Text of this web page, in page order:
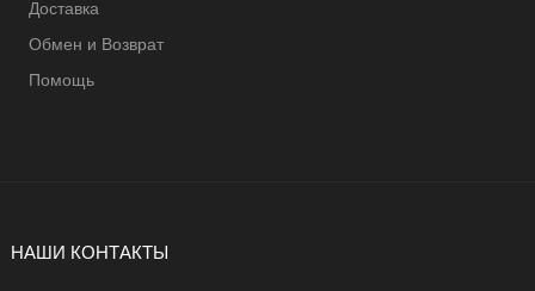
Доставка
Обмен и Возврат
Помощь
НАШИ КОНТАКТЫ